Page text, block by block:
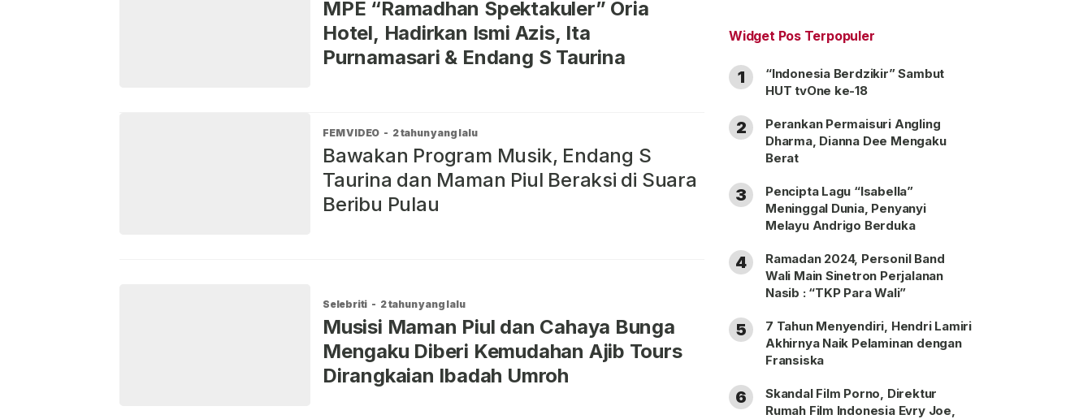
MPE “Ramadhan Spektakuler” Oria
Hotel, Hadirkan Ismi Azis, Ita
Purnamasari & Endang S Taurina
FEM VIDEO - 2 tahun yang lalu
Bawakan Program Musik, Endang S
Taurina dan Maman Piul Beraksi di Suara
Beribu Pulau
Selebriti - 2 tahun yang lalu
Musisi Maman Piul dan Cahaya Bunga
Mengaku Diberi Kemudahan Ajib Tours
Dirangkaian Ibadah Umroh
Widget Pos Terpopuler
1
“Indonesia Berdzikir” Sambut
HUT tvOne ke-18
2
Perankan Permaisuri Angling
Dharma, Dianna Dee Mengaku
Berat
3
Pencipta Lagu “Isabella”
Meninggal Dunia, Penyanyi
Melayu Andrigo Berduka
4
Ramadan 2024, Personil Band
Wali Main Sinetron Perjalanan
Nasib : “TKP Para Wali”
5
7 Tahun Menyendiri, Hendri Lamiri
Akhirnya Naik Pelaminan dengan
Fransiska
6
Skandal Film Porno, Direktur
Rumah Film Indonesia Evry Joe,